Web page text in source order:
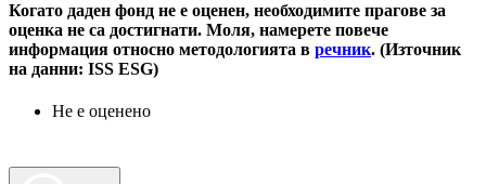
Когато даден фонд не е оценен, необходимите прагове за
оценка не са достигнати. Моля, намерете повече
информация относно методологията в речник. (Източник
на данни: ISS ESG)
Не е оценено